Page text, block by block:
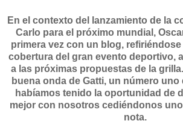
En el contexto del lanzamiento de la
Carlo para el próximo mundial,
primera vez con un blog,
cobertura del gran evento deportivo,
a las próximas propuestas de la
buena onda de Gatti, un número
habíamos tenido la oportunidad de
mejor con nosotros cediéndonos
nota.